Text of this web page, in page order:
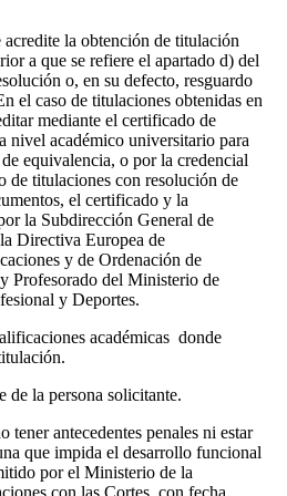
la obtención de titulación
a que se refiere el apartado d) del
o, en su defecto, resguardo
el caso de titulaciones obtenidas en
mediante el certificado de
nivel académico universitario para
equivalencia, o por la credencial
de titulaciones con resolución de
el certificado y la
la Subdirección General de
Directiva Europea de
y de Ordenación de
Profesorado del Ministerio de
y Deportes.
académicas donde
persona solicitante.
antecedentes penales ni estar
que impida el desarrollo funcional
por el Ministerio de la
con las Cortes, con fecha